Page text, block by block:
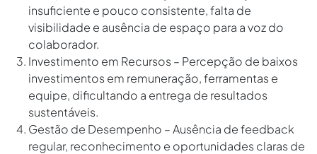
insuficiente e pouco consistente, falta de
visibilidade e ausência de espaço para a voz do
colaborador.
Investimento em Recursos – Percepção de baixos
investimentos em remuneração, ferramentas e
equipe, dificultando a entrega de resultados
sustentáveis.
Gestão de Desempenho – Ausência de feedback
regular, reconhecimento e oportunidades claras de